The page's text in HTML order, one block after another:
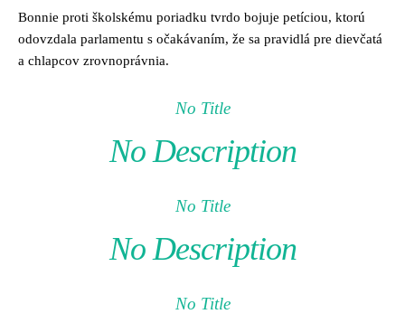
Bonnie proti školskému poriadku tvrdo bojuje petíciou, ktorú
odovzdala parlamentu s očakávaním, že sa pravidlá pre dievčatá
a chlapcov zrovnoprávnia.
No Title
No Description
No Title
No Description
No Title